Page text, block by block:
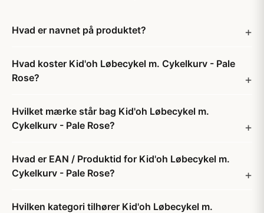
Hvad er navnet på produktet?
Hvad koster Kid'oh Løbecykel m. Cykelkurv - Pale
Rose?
Hvilket mærke står bag Kid'oh Løbecykel m.
Cykelkurv - Pale Rose?
Hvad er EAN / Produktid for Kid'oh Løbecykel m.
Cykelkurv - Pale Rose?
Hvilken kategori tilhører Kid'oh Løbecykel m.